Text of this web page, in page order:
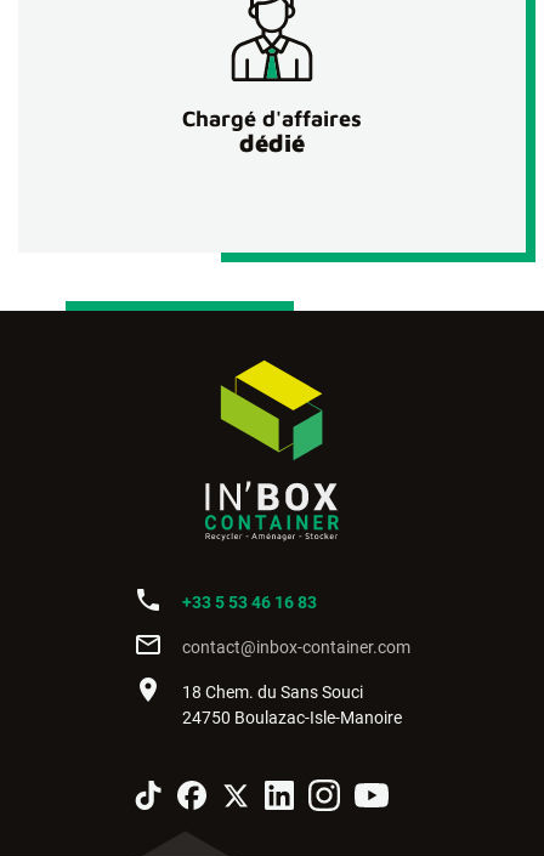
Chargé d'affaires
dédié
phone +33 5 53 46 16 83
mail_outline contact@inbox-container.com
place
18 Chem. du Sans Souci
24750 Boulazac-Isle-Manoire